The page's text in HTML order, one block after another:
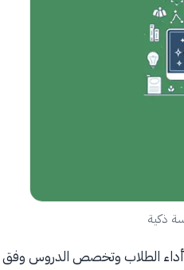
ذكية
أداء الطلاب وتخصص الدروس وفق